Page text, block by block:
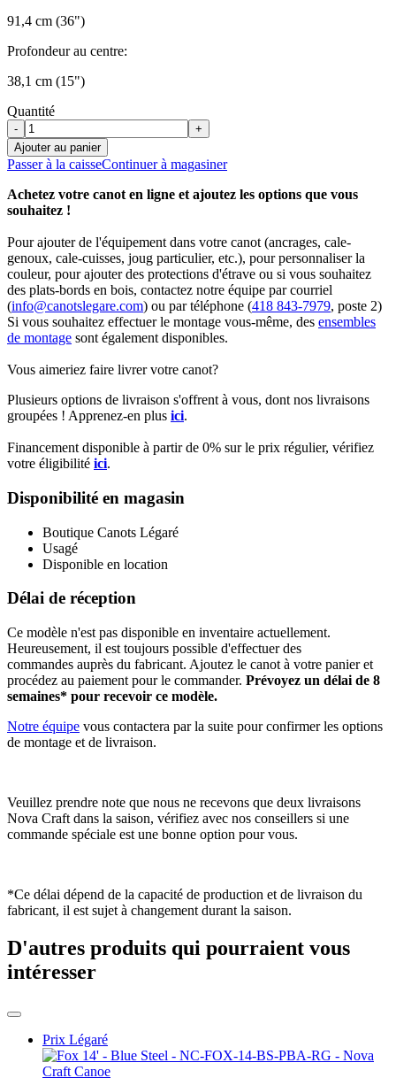
91,4 cm (36")
Profondeur au centre:
38,1 cm (15")
Quantité
-
+
Ajouter au panier
Passer à la caisseContinuer à magasiner
Achetez votre canot en ligne et ajoutez les options que vous
souhaitez !
Pour ajouter de l'équipement dans votre canot (ancrages, cale-
genoux, cale-cuisses, joug particulier, etc.), pour personnaliser la
couleur, pour ajouter des protections d'étrave ou si vous souhaitez
des plats-bords en bois, contactez notre équipe par courriel
(info@canotslegare.com) ou par téléphone (418 843-7979, poste 2)
Si vous souhaitez effectuer le montage vous-même, des ensembles
de montage sont également disponibles.
Vous aimeriez faire livrer votre canot?
Plusieurs options de livraison s'offrent à vous, dont nos livraisons
groupées ! Apprenez-en plus ici.
Financement disponible à partir de 0% sur le prix régulier, vérifiez
votre éligibilité ici.
Disponibilité en magasin
Boutique Canots Légaré
Usagé
Disponible en location
Délai de réception
Ce modèle n'est pas disponible en inventaire actuellement.
Heureusement, il est toujours possible d'effectuer des
commandes auprès du fabricant. Ajoutez le canot à votre panier et
procédez au paiement pour le commander. Prévoyez un délai de 8
semaines* pour recevoir ce modèle.
Notre équipe vous contactera par la suite pour confirmer les options
de montage et de livraison.
Veuillez prendre note que nous ne recevons que deux livraisons
Nova Craft dans la saison, vérifiez avec nos conseillers si une
commande spéciale est une bonne option pour vous.
*Ce délai dépend de la capacité de production et de livraison du
fabricant, il est sujet à changement durant la saison.
D'autres produits qui pourraient vous
intéresser
Prix Légaré